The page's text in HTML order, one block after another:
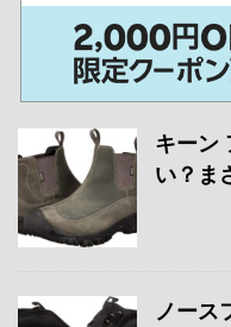
キーン
い？ま
ノース